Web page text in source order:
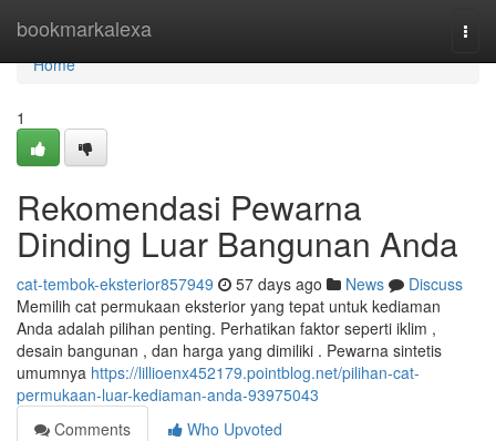
bookmarkalexa
Home
Home
1
Rekomendasi Pewarna
Dinding Luar Bangunan Anda
cat-tembok-eksterior857949 57 days ago News
Discuss
Memilih cat permukaan eksterior yang tepat untuk kediaman
Anda adalah pilihan penting. Perhatikan faktor seperti iklim ,
desain bangunan , dan harga yang dimiliki . Pewarna sintetis
umumnya https://lillioenx452179.pointblog.net/pilihan-cat-
permukaan-luar-kediaman-anda-93975043
Comments
Who Upvoted